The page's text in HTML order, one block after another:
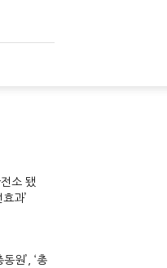
소 됐
과’
원’, ‘총